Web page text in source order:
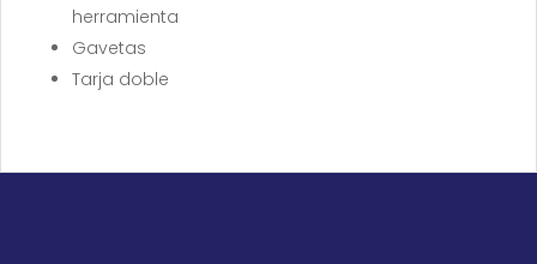
herramienta
Gavetas
Tarja doble